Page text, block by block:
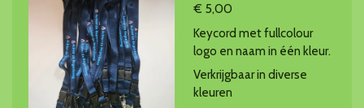
€ 5,00
Keycord met fullcolour
logo en naam in één kleur.
Verkrijgbaar in diverse
kleuren